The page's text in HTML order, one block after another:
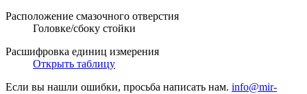
Расположение смазочного отверстия
Головке/сбоку стойки
Расшифровка единиц измерения
Открыть таблицу
Если вы нашли ошибки, просьба написать нам. info@mir-